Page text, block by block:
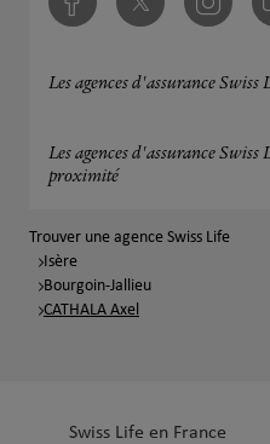
FacebookTwitter Instagram
Les agences d'assurance
Les agences d'assurance Swiss
proximité
Trouver une agence Swiss Life
Isère
Bourgoin-Jallieu
CATHALA Axel
Swiss Life en France